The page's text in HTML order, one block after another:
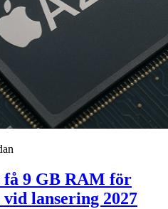
få 9 GB RAM för
lansering 2027